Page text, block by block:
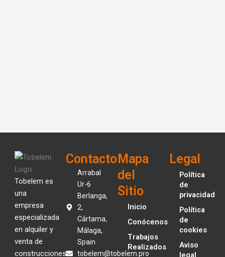
Tobelem es
una
empresa
especializada
en alquiler y
venta de
construcciones
Contacto
Arrabal
Ur-6
Berlanga,
2,
Cártama,
Málaga,
Spain
tobelem@tobelem.pro
Mapa
del
Sitio
Inicio
Conócenos
Trabajos
Realizados
Legal
Política
de
privacidad
Política
de
cookies
Aviso
legal